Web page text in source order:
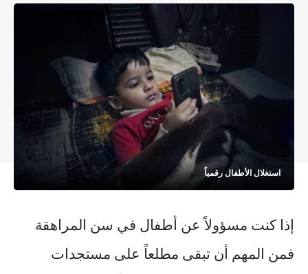
استغلال الأطفال رقمياً
إذا كنت مسؤولاً عن أطفال في سن المراهقة
فمن المهم أن تبقى مطلعاً على مستجدات